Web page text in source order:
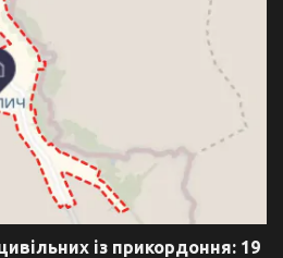
із прикордоння: 19